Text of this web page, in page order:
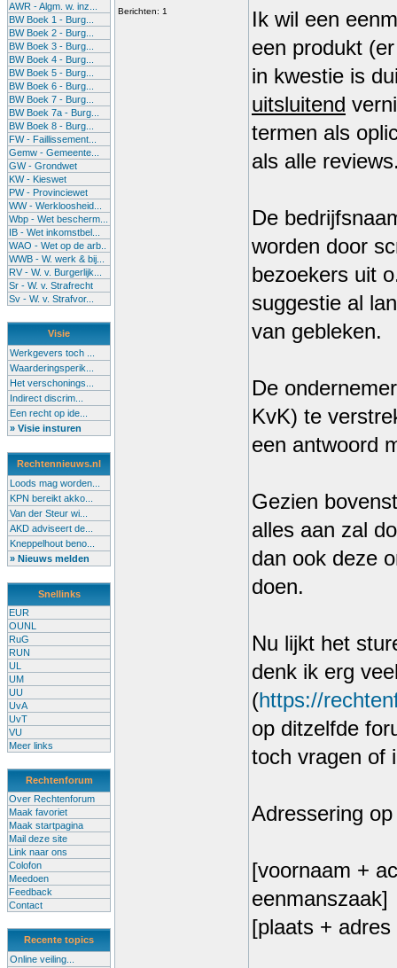
AWR - Algm. w. inz...
BW Boek 1 - Burg...
BW Boek 2 - Burg...
BW Boek 3 - Burg...
BW Boek 4 - Burg...
BW Boek 5 - Burg...
BW Boek 6 - Burg...
BW Boek 7 - Burg...
BW Boek 7a - Burg...
BW Boek 8 - Burg...
FW - Faillissement...
Gemw - Gemeente...
GW - Grondwet
KW - Kieswet
PW - Provinciewet
WW - Werkloosheid...
Wbp - Wet bescherm...
IB - Wet inkomstbel...
WAO - Wet op de arb..
WWB - W. werk & bij...
RV - W. v. Burgerlijk...
Sr - W. v. Strafrecht
Sv - W. v. Strafvor...
Visie
Werkgevers toch ...
Waarderingsperik...
Het verschonings...
Indirect discrim...
Een recht op ide...
» Visie insturen
Rechtennieuws.nl
Loods mag worden...
KPN bereikt akko...
Van der Steur wi...
AKD adviseert de...
Kneppelhout beno...
» Nieuws melden
Snellinks
EUR
OUNL
RuG
RUN
UL
UM
UU
UvA
UvT
VU
Meer links
Rechtenforum
Over Rechtenforum
Maak favoriet
Maak startpagina
Mail deze site
Link naar ons
Colofon
Meedoen
Feedback
Contact
Recente topics
Online veiling...
Berichten: 1
Ik wil een
een produkt
in kwestie is
uitsluitend
termen als
als alle
De
worden door
bezoekers uit
suggestie al
van gebleken.
De
KvK) te
een antwoord
Gezien
alles aan zal
dan ook deze
doen.
Nu lijkt het
denk ik erg
(https://
op ditzelfde
toch vragen of
Adressering
[voornaam +
eenmanszaak]
[plaats +